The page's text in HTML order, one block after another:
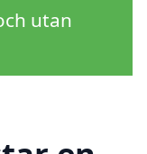
utan